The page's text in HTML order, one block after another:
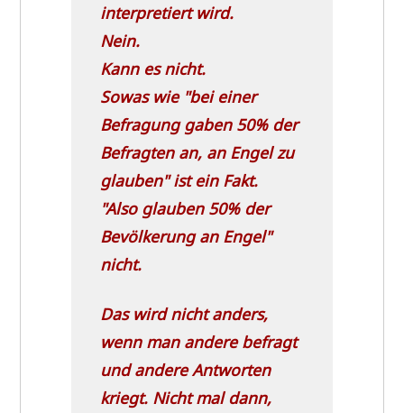
inter­pre­tiert wird.
Nein.
Kann es nicht.
Sowas wie "bei einer
Befra­gung gaben 50% der
Befrag­ten an, an Engel zu
glau­ben"ist ein Fakt.
"Also glau­ben 50% der
Bevöl­ke­rung an Engel"
nicht.
Das wird nicht anders,
wenn man ande­re befragt
und ande­re Ant­wor­ten
kriegt. Nicht mal dann,